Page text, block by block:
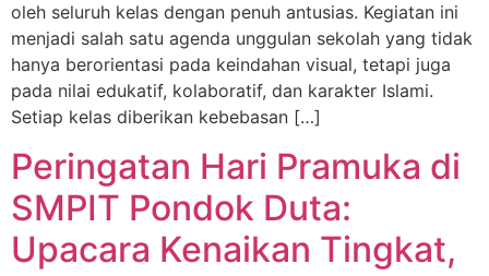
oleh seluruh kelas dengan penuh antusias. Kegiatan ini
menjadi salah satu agenda unggulan sekolah yang tidak
hanya berorientasi pada keindahan visual, tetapi juga
pada nilai edukatif, kolaboratif, dan karakter Islami.
Setiap kelas diberikan kebebasan […]
Peringatan Hari Pramuka di
SMPIT Pondok Duta:
Upacara Kenaikan Tingkat,